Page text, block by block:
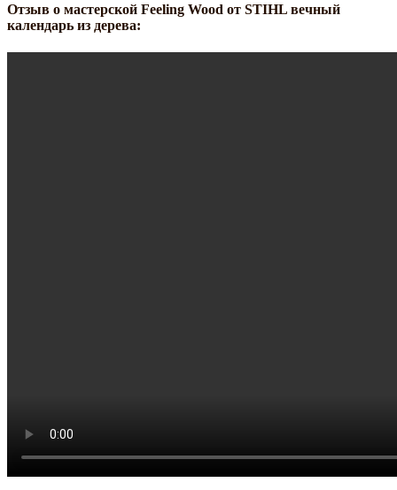
Отзыв о мастерской Feeling Wood от STIHL вечный
календарь из дерева: